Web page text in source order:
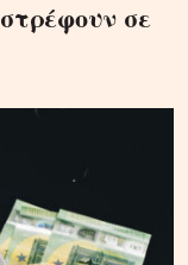
σε